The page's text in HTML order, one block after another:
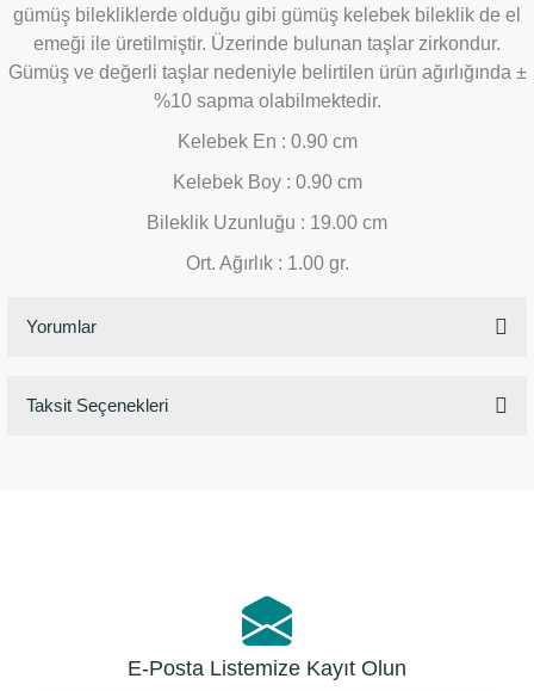
gümüş bilekliklerde olduğu gibi gümüş kelebek bileklik de el
emeği ile üretilmiştir. Üzerinde bulunan taşlar zirkondur.
Gümüş ve değerli taşlar nedeniyle belirtilen ürün ağırlığında ±
%10 sapma olabilmektedir.
Kelebek En : 0.90 cm
Kelebek Boy : 0.90 cm
Bileklik Uzunluğu : 19.00 cm
Ort. Ağırlık : 1.00 gr.
Yorumlar
Taksit Seçenekleri
E-Posta Listemize Kayıt Olun